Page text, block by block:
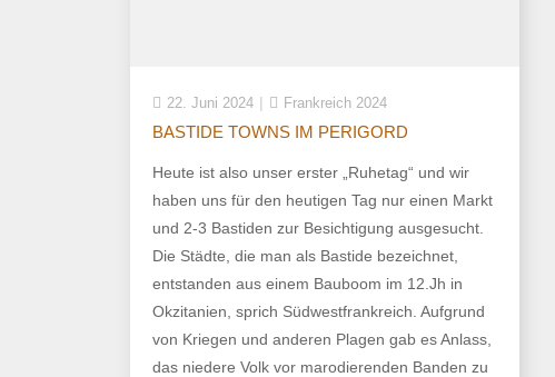
22. Juni 2024 Frankreich 2024
BASTIDE TOWNS IM PERIGORD
Heute ist also unser erster „Ruhetag“ und wir
haben uns für den heutigen Tag nur einen Markt
und 2-3 Bastiden zur Besichtigung ausgesucht.
Die Städte, die man als Bastide bezeichnet,
entstanden aus einem Bauboom im 12.Jh in
Okzitanien, sprich Südwestfrankreich. Aufgrund
von Kriegen und anderen Plagen gab es Anlass,
das niedere Volk vor marodierenden Banden zu